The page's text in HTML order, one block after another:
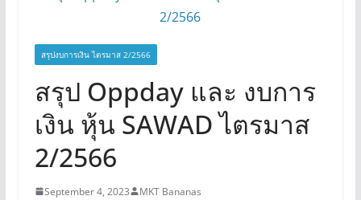
สรุปงบการเงิน ไตรมาส 2/2566
สรุป Oppday และ งบการ
เงิน หุ้น SAWAD ไตรมาส
2/2566
September 4, 2023 MKT Bananas